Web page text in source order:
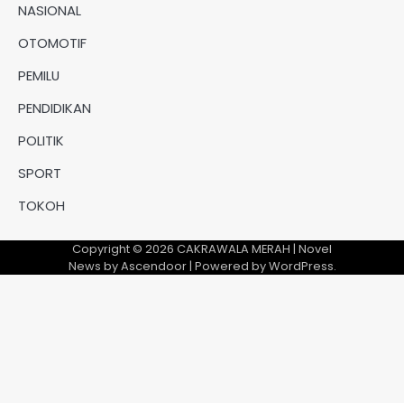
NASIONAL
OTOMOTIF
PEMILU
PENDIDIKAN
POLITIK
SPORT
TOKOH
Copyright © 2026 CAKRAWALA MERAH | Novel
News byAscendoor| Powered byWordPress.